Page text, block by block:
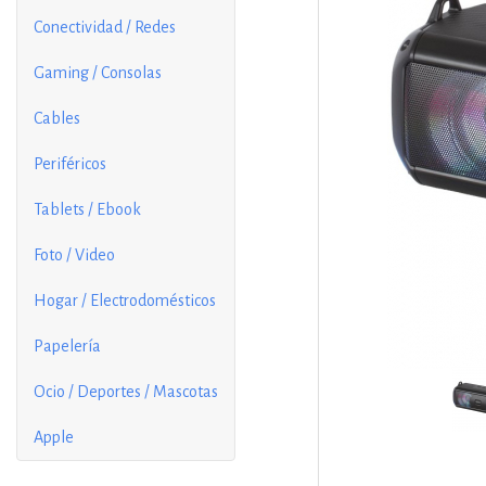
Conectividad / Redes
Gaming / Consolas
Cables
Periféricos
Tablets / Ebook
Foto / Video
Hogar / Electrodomésticos
Papelería
Ocio / Deportes / Mascotas
Apple